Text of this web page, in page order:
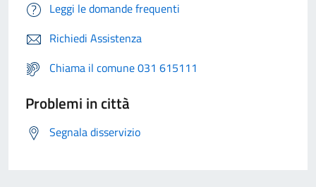
Leggi le domande frequenti
Richiedi Assistenza
Chiama il comune 031 615111
Problemi in città
Segnala disservizio